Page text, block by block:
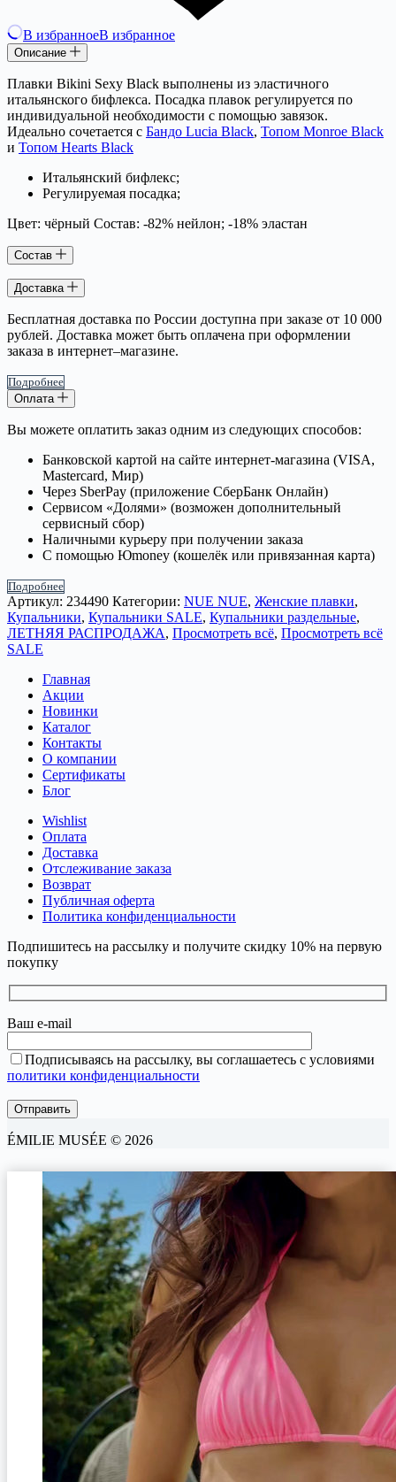
В избранноеВ избранное
Описание
Плавки Bikini Sexy Black выполнены из эластичного
итальянского бифлекса. Посадка плавок регулируется по
индивидуальной необходимости с помощью завязок.
Идеально сочетается с Бандо Lucia Black, Топом Monroe Black
и Топом Hearts Black
Итальянский бифлекс;
Регулируемая посадка;
Цвет: чёрный Состав: -82% нейлон; -18% эластан
Состав
Доставка
Бесплатная доставка по России доступна при заказе от 10 000
рублей. Доставка может быть оплачена при оформлении
заказа в интернет–магазине.
Подробнее
Оплата
Вы можете оплатить заказ одним из следующих способов:
Банковской картой на сайте интернет-магазина (VISA,
Mastercard, Мир)
Через SberPay (приложение СберБанк Онлайн)
Сервисом «Долями» (возможен дополнительный
сервисный сбор)
Наличными курьеру при получении заказа
С помощью Юmoney (кошелёк или привязанная карта)
Подробнее
Артикул: 234490 Категории: NUE NUE, Женские плавки,
Купальники, Купальники SALE, Купальники раздельные,
ЛЕТНЯЯ РАСПРОДАЖА, Просмотреть всё, Просмотреть всё
SALE
Главная
Акции
Новинки
Каталог
Контакты
О компании
Сертификаты
Блог
Wishlist
Оплата
Доставка
Отслеживание заказа
Возврат
Публичная оферта
Политика конфиденциальности
Подпишитесь на рассылку и получите скидку 10% на первую
покупку
Ваш e-mail
Подписываясь на рассылку, вы соглашаетесь с условиями
политики конфиденциальности
ÉMILIE MUSÉE © 2026